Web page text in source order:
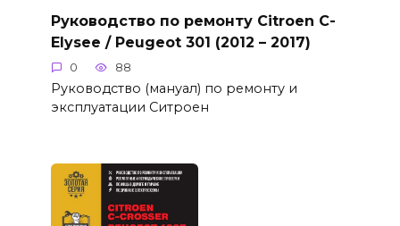
Руководство по ремонту Citroen C-
Elysee / Peugeot 301 (2012 – 2017)
0 88
Руководство (мануал) по ремонту и
эксплуатации Ситроен